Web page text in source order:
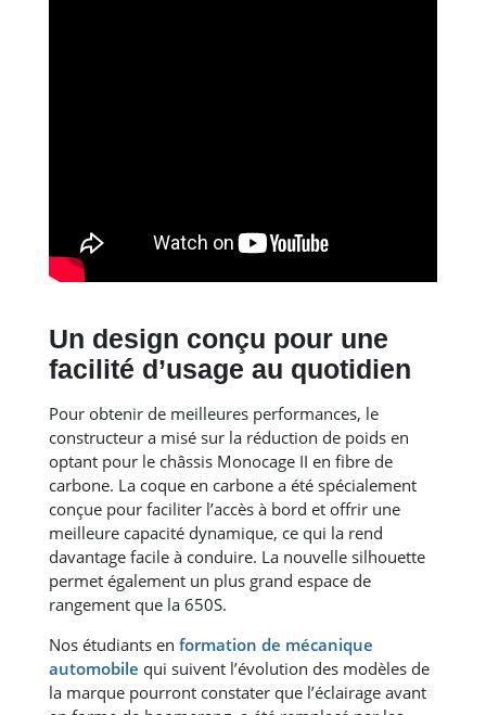
Un design conçu pour une
facilité d’usage au quotidien
Pour obtenir de meilleures performances, le
constructeur a misé sur la réduction de poids en
optant pour le châssis Monocage II en fibre de
carbone. La coque en carbone a été spécialement
conçue pour faciliter l’accès à bord et offrir une
meilleure capacité dynamique, ce qui la rend
davantage facile à conduire. La nouvelle silhouette
permet également un plus grand espace de
rangement que la 650S.
Nos étudiants en formation de mécanique
automobile qui suivent l’évolution des modèles de
la marque pourront constater que l’éclairage avant